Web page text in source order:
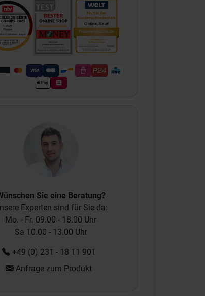
Sie eine Beratung?
Experten sind für Sie da:
Mo. - Fr. 09.00 - 18.00 Uhr
Sa 10.00 - 13.00 Uhr
+49 (0) 231 - 18 11 901
Anfrage zum Produkt